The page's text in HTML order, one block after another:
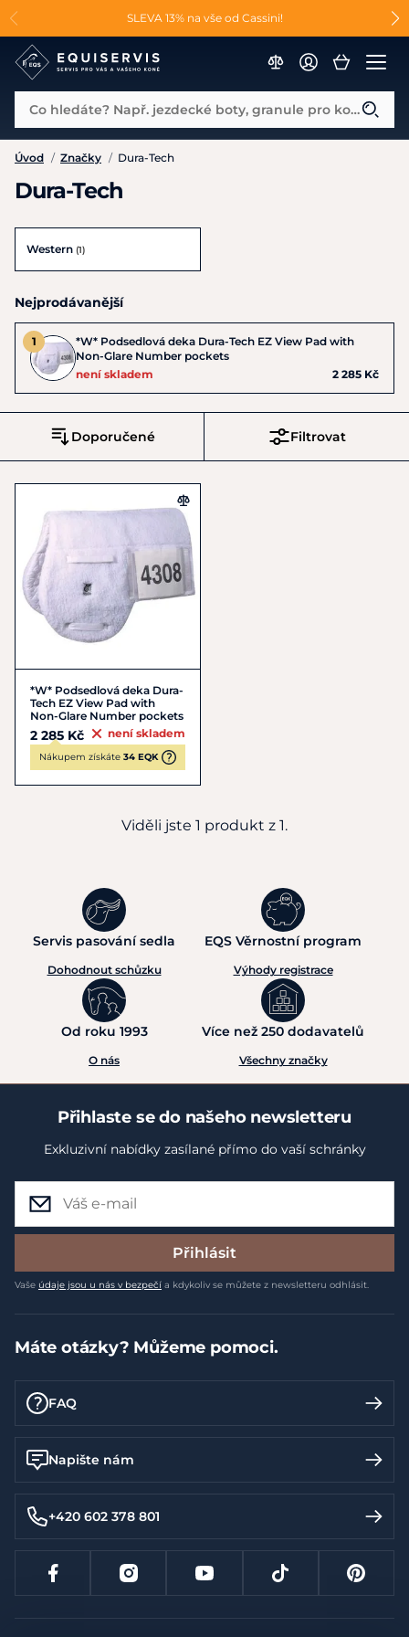
SLEVA 13% na vše od Cassini!
😮 CRAZY SLEVY AŽ 70% 😮
📐Pasování a doplňky k vybraným sedlům ZDARMA 🐴
Co hledáte? Např. jezdecké boty, granule pro koně...
Úvod / Značky / Dura-Tech
Dura-Tech
Western (1)
Nejprodávanější
*W* Podsedlová deka Dura-Tech EZ View Pad with
Non-Glare Number pockets
není skladem
2 285 Kč
Filtrovat
Doporučené
*W* Podsedlová deka Dura-
Tech EZ View Pad with
Non-Glare Number pockets
2 285 Kč není skladem
Nákupem získáte 34 EQK
Viděli jste 1 produkt z 1.
Servis pasování sedla
Dohodnout schůzku
EQS Věrnostní program
Výhody registrace
Od roku 1993
O nás
Více než 250 dodavatelů
Všechny značky
Přihlaste se do našeho newsletteru
Exkluzivní nabídky zasílané přímo do vaší schránky
Přihlásit
Vaše údaje jsou u nás v bezpečí a kdykoliv se můžete z newsletteru odhlásit.
Máte otázky? Můžeme pomoci.
FAQ
Napište nám
+420 602 378 801